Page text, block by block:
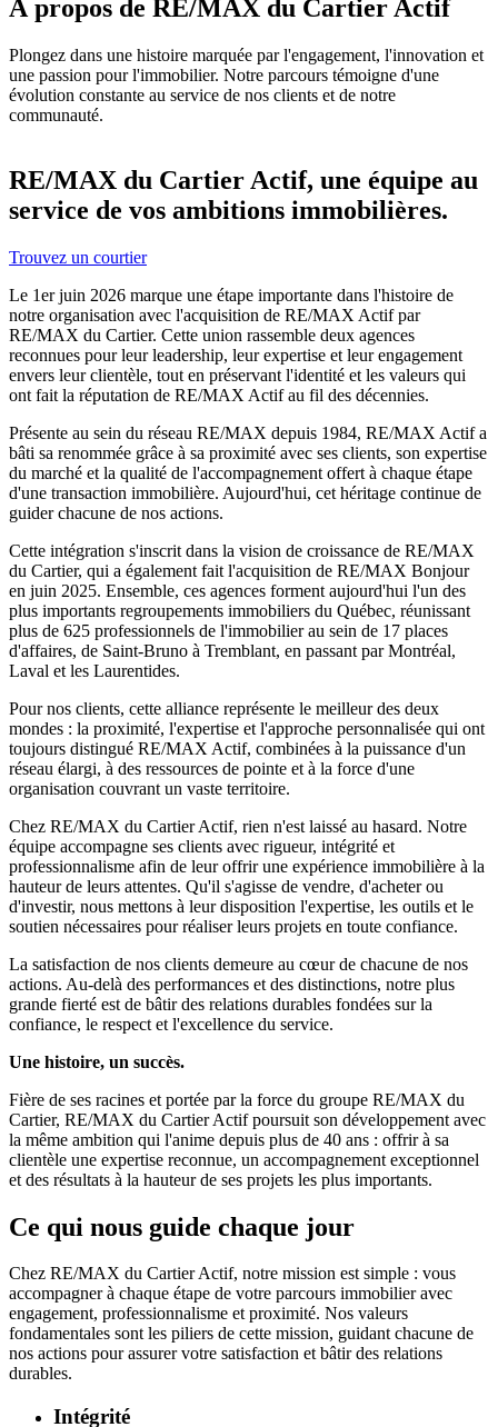
À propos de RE/MAX du Cartier Actif
Plongez dans une histoire marquée par l'engagement, l'innovation et
une passion pour l'immobilier. Notre parcours témoigne d'une
évolution constante au service de nos clients et de notre
communauté.
RE/MAX du Cartier Actif, une équipe au
service de vos ambitions immobilières.
Trouvez un courtier
Le 1er juin 2026 marque une étape importante dans l'histoire de
notre organisation avec l'acquisition de RE/MAX Actif par
RE/MAX du Cartier. Cette union rassemble deux agences
reconnues pour leur leadership, leur expertise et leur engagement
envers leur clientèle, tout en préservant l'identité et les valeurs qui
ont fait la réputation de RE/MAX Actif au fil des décennies.
Présente au sein du réseau RE/MAX depuis 1984, RE/MAX Actif a
bâti sa renommée grâce à sa proximité avec ses clients, son expertise
du marché et la qualité de l'accompagnement offert à chaque étape
d'une transaction immobilière. Aujourd'hui, cet héritage continue de
guider chacune de nos actions.
Cette intégration s'inscrit dans la vision de croissance de RE/MAX
du Cartier, qui a également fait l'acquisition de RE/MAX Bonjour
en juin 2025. Ensemble, ces agences forment aujourd'hui l'un des
plus importants regroupements immobiliers du Québec, réunissant
plus de 625 professionnels de l'immobilier au sein de 17 places
d'affaires, de Saint-Bruno à Tremblant, en passant par Montréal,
Laval et les Laurentides.
Pour nos clients, cette alliance représente le meilleur des deux
mondes : la proximité, l'expertise et l'approche personnalisée qui ont
toujours distingué RE/MAX Actif, combinées à la puissance d'un
réseau élargi, à des ressources de pointe et à la force d'une
organisation couvrant un vaste territoire.
Chez RE/MAX du Cartier Actif, rien n'est laissé au hasard. Notre
équipe accompagne ses clients avec rigueur, intégrité et
professionnalisme afin de leur offrir une expérience immobilière à la
hauteur de leurs attentes. Qu'il s'agisse de vendre, d'acheter ou
d'investir, nous mettons à leur disposition l'expertise, les outils et le
soutien nécessaires pour réaliser leurs projets en toute confiance.
La satisfaction de nos clients demeure au cœur de chacune de nos
actions. Au-delà des performances et des distinctions, notre plus
grande fierté est de bâtir des relations durables fondées sur la
confiance, le respect et l'excellence du service.
Une histoire, un succès.
Fière de ses racines et portée par la force du groupe RE/MAX du
Cartier, RE/MAX du Cartier Actif poursuit son développement avec
la même ambition qui l'anime depuis plus de 40 ans : offrir à sa
clientèle une expertise reconnue, un accompagnement exceptionnel
et des résultats à la hauteur de ses projets les plus importants.
Ce qui nous guide chaque jour
Chez RE/MAX du Cartier Actif, notre mission est simple : vous
accompagner à chaque étape de votre parcours immobilier avec
engagement, professionnalisme et proximité. Nos valeurs
fondamentales sont les piliers de cette mission, guidant chacune de
nos actions pour assurer votre satisfaction et bâtir des relations
durables.
Intégrité